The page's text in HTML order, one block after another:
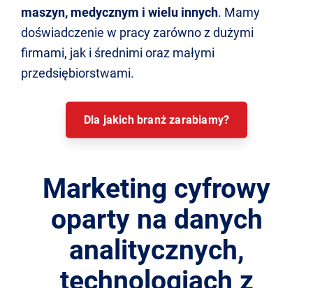
maszyn, medycznym i wielu innych. Mamy
doświadczenie w pracy zarówno z dużymi
firmami, jak i średnimi oraz małymi
przedsiębiorstwami.
Dla jakich branż zarabiamy?
Marketing cyfrowy
oparty na danych
analitycznych,
technologiach z